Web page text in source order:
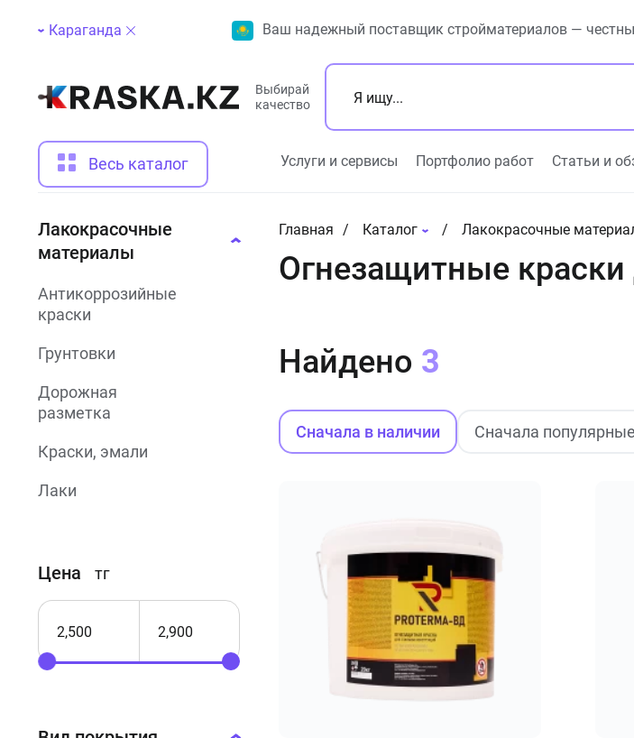
Караганда Ваш надежный поставщик стройматериалов —
Выбирай
качество
Весь каталог Услуги и сервисы Портфолио работ Статьи и
Лакокрасочные
материалы
Антикоррозийные
краски
Грунтовки
Дорожная
разметка
Краски, эмали
Лаки
краски
Порошковые
краски
краски
Цена тг
Главная Каталог Лакокрасочные
Огнезащитные
Сначала в наличии Сначала популярные
Найдено 3